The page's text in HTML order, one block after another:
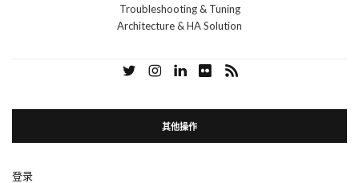
Troubleshooting & Tuning
Architecture & HA Solution
其他操作
登录